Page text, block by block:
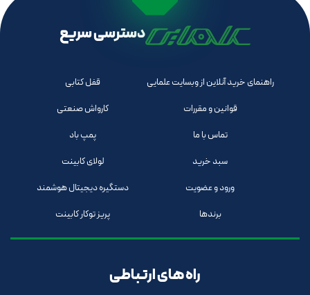
دسترسی سریع
راهنمای خرید آنلاین از وبسایت علمایی
قوانین و مقررات
تماس با ما
سبد خرید
ورود و عضویت
برندها
قفل کتابی
کارواش صنعتی
پمپ باد
لولای کابینت
دستگیره دیجیتال هوشمند
پریز توکار کابینت
راه های ارتباطی